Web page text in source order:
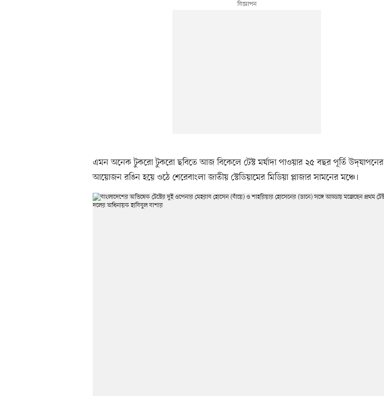
এমন অনেক টুকরো টুকরো ছবিতে আজ বিকেলে টেস্ট মর্যাদা পাওয়ার ২৫ বছর পূর্তি উদ্‌যাপনের
আয়োজন রঙিন হয়ে ওঠে শেরেবাংলা জাতীয় স্টেডিয়ামের মিডিয়া প্লাজার সামনের মঞ্চে।